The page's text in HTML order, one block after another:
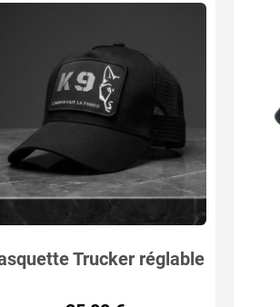
Trucker réglable
avec Patch